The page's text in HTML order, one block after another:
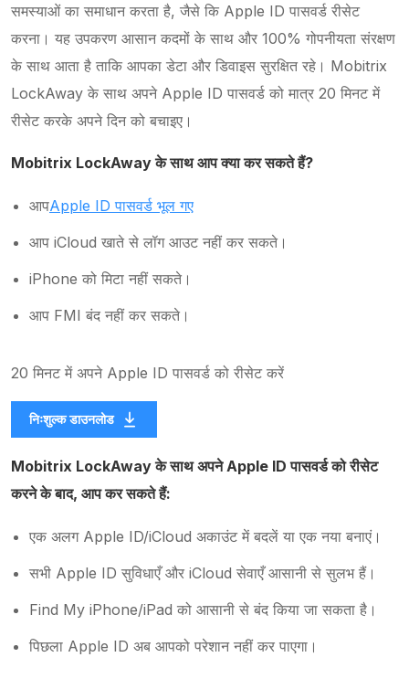
समस्याओं का समाधान करता है, जैसे कि Apple ID पासवर्ड रीसेट
करना। यह उपकरण आसान कदमों के साथ और 100% गोपनीयता संरक्षण
के साथ आता है ताकि आपका डेटा और डिवाइस सुरक्षित रहे। Mobitrix
LockAway के साथ अपने Apple ID पासवर्ड को मात्र 20 मिनट में
रीसेट करके अपने दिन को बचाइए।
Mobitrix LockAway के साथ आप क्या कर सकते हैं?
आपApple ID पासवर्ड भूल गए
आप iCloud खाते से लॉग आउट नहीं कर सकते।
iPhone को मिटा नहीं सकते।
आप FMI बंद नहीं कर सकते।
20 मिनट में अपने Apple ID पासवर्ड को रीसेट करें
निःशुल्क डाउनलोड
Mobitrix LockAway के साथ अपने Apple ID पासवर्ड को रीसेट
करने के बाद, आप कर सकते हैं:
एक अलग Apple ID/iCloud अकाउंट में बदलें या एक नया बनाएं।
सभी Apple ID सुविधाएँ और iCloud सेवाएँ आसानी से सुलभ हैं।
Find My iPhone/iPad को आसानी से बंद किया जा सकता है।
पिछला Apple ID अब आपको परेशान नहीं कर पाएगा।